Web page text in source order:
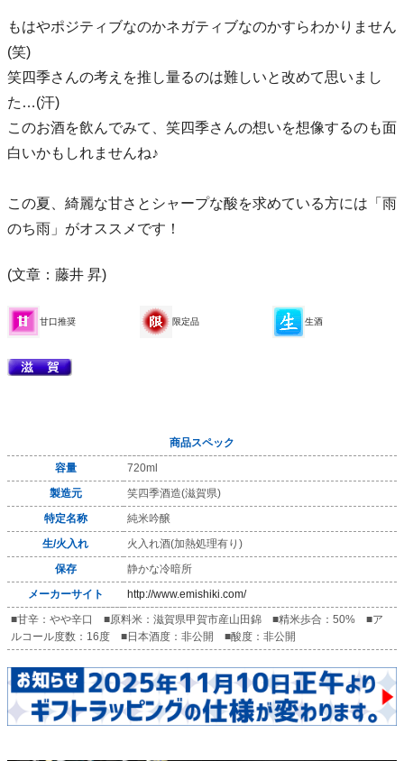
もはやポジティブなのかネガティブなのかすらわかりません
(笑)
笑四季さんの考えを推し量るのは難しいと改めて思いまし
た…(汗)
このお酒を飲んでみて、笑四季さんの想いを想像するのも面
白いかもしれませんね♪
この夏、綺麗な甘さとシャープな酸を求めている方には「雨
のち雨」がオススメです！
(文章：藤井 昇)
甘口推奨 限定品 生酒
商品スペック
容量
720ml
製造元
笑四季酒造(滋賀県)
特定名称
純米吟醸
生/火入れ
火入れ酒(加熱処理有り)
保存
静かな冷暗所
メーカーサイト
http://www.emishiki.com/
■甘辛：やや辛口 ■原料米：滋賀県甲賀市産山田錦 ■精米歩合：50% ■ア
ルコール度数：16度 ■日本酒度：非公開 ■酸度：非公開